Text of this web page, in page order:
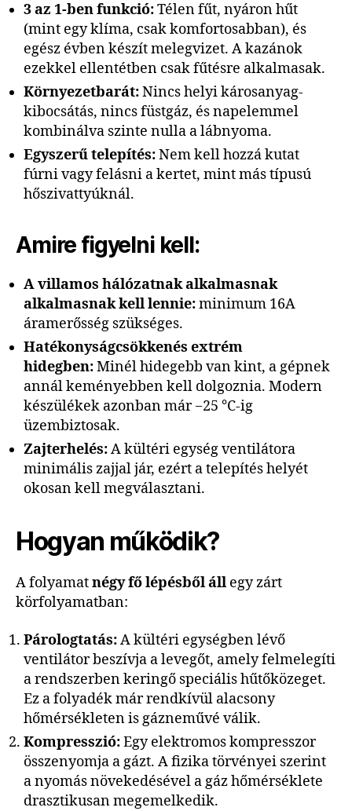
3 az 1-ben funkció:Télen fűt, nyáron hűt
(mint egy klíma, csak komfortosabban), és
egész évben készít melegvizet. A kazánok
ezekkel ellentétben csak fűtésre alkalmasak.
Környezetbarát:Nincs helyi károsanyag-
kibocsátás, nincs füstgáz, és napelemmel
kombinálva szinte nulla a lábnyoma.
Egyszerű telepítés:Nem kell hozzá kutat
fúrni vagy felásni a kertet, mint más típusú
hőszivattyúknál.
Amire figyelni kell:
A villamos hálózatnak alkalmasnak
alkalmasnak kell lennie:minimum 16A
áramerősség szükséges.
Hatékonyságcsökkenés extrém
hidegben:Minél hidegebb van kint, a gépnek
annál keményebben kell dolgoznia. Modern
készülékek azonban már −25 °C-ig
üzembiztosak.
Zajterhelés:A kültéri egység ventilátora
minimális zajjal jár, ezért a telepítés helyét
okosan kell megválasztani.
Hogyan működik?
A folyamatnégy fő lépésből áll egy zárt
körfolyamatban:
Párologtatás:A kültéri egységben lévő
ventilátor beszívja a levegőt, amely felmelegíti
a rendszerben keringő speciális hűtőközeget.
Ez a folyadék már rendkívül alacsony
hőmérsékleten is gázneművé válik.
Kompresszió:Egy elektromos kompresszor
összenyomja a gázt. A fizika törvényei szerint
a nyomás növekedésével a gáz hőmérséklete
drasztikusan megemelkedik.